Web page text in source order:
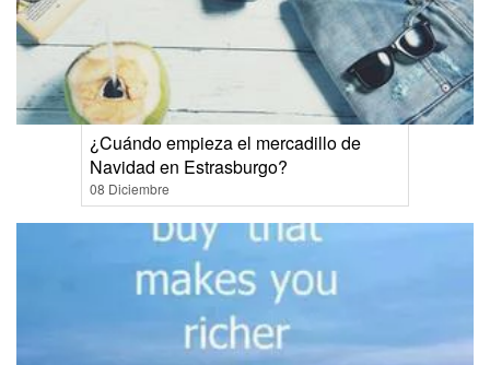
¿Cuándo empieza el mercadillo de
Navidad en Estrasburgo?
08 Diciembre